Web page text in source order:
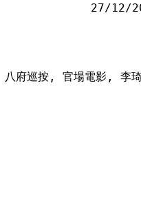
27/12/
八府巡按 , 官場電影 , 李